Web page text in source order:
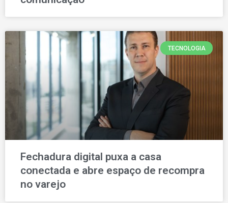
TECNOLOGIA
Fechadura digital puxa a casa
conectada e abre espaço de recompra
no varejo